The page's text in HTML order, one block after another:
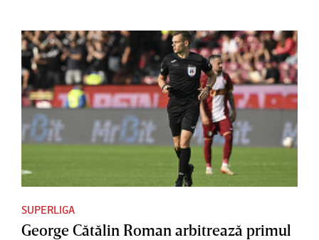
SUPERLIGA
George Cătălin Roman arbitrează primul